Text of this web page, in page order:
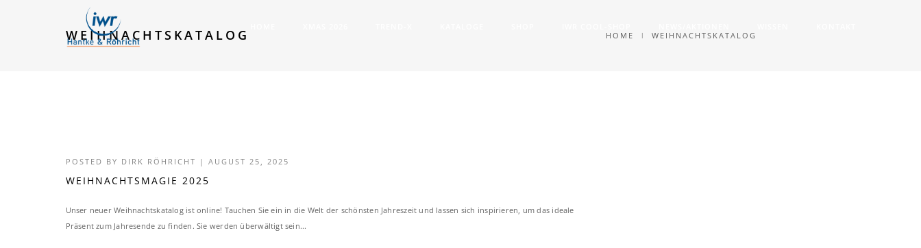
WEIHNACHTSKATALOG HOME WEIHNACHTSKATALOG
POSTED BY DIRK RÖHRICHT | AUGUST 25, 2025
WEIHNACHTSMAGIE 2025
Unser neuer Weihnachtskatalog ist online! Tauchen Sie ein in die Welt der schönsten Jahreszeit und lassen sich inspirieren, um das ideale
Präsent zum Jahresende zu finden. Sie werden überwältigt sein...